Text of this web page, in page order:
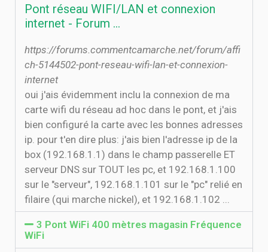
Pont réseau WIFI/LAN et connexion
internet - Forum …
https://forums.commentcamarche.net/forum/affi
ch-5144502-pont-reseau-wifi-lan-et-connexion-
internet
oui j'ais évidemment inclu la connexion de ma
carte wifi du réseau ad hoc dans le pont, et j'ais
bien configuré la carte avec les bonnes adresses
ip. pour t'en dire plus: j'ais bien l'adresse ip de la
box (192.168.1.1) dans le champ passerelle ET
serveur DNS sur TOUT les pc, et 192.168.1.100
sur le "serveur", 192.168.1.101 sur le "pc" relié en
filaire (qui marche nickel), et 192.168.1.102 ...
3 Pont WiFi 400 mètres magasin Fréquence
WiFi